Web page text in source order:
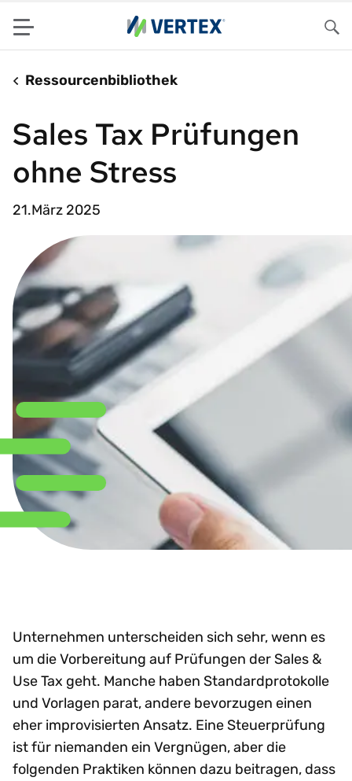
Menu
Ressourcenbibliothek
Sales Tax Prüfungen
ohne Stress
21.März 2025
Unternehmen unterscheiden sich sehr, wenn es
um die Vorbereitung auf Prüfungen der Sales &
Use Tax geht. Manche haben Standardprotokolle
und Vorlagen parat, andere bevorzugen einen
eher improvisierten Ansatz. Eine Steuerprüfung
ist für niemanden ein Vergnügen, aber die
folgenden Praktiken können dazu beitragen, dass